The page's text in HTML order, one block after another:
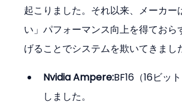
起こりました。それ以来、メーカー
い」パフォーマンス向上を得ておら
げることでシステムを欺いてきまし
Nvidia Ampere:BF16（16ビッ
しました。